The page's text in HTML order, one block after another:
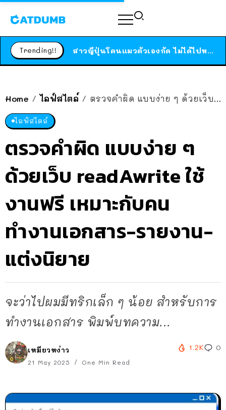
Trending!! ได้เวลาเด็กหนวดรวมตัว RF Online Next เปิดให้เล่นแล้ว เกม Sci-Fi MMORPG ระดับตำนาน เล่นได้ทั้งมือถือและ PC
Home / ไลฟ์สไตล์ / ตรวจคำผิด แบบง่าย ๆ ด้วยเว็บ readAwrite ใช้งานฟรี เหมาะกับคนทำงานเอกสาร-รายงาน-แต่งนิยาย
ไลฟ์สไตล์
ตรวจคำผิด แบบง่าย ๆ
ด้วยเว็บ readAwrite ใช้
งานฟรี เหมาะกับคน
ทำงานเอกสาร-รายงาน-
แต่งนิยาย
จะว่าไปผมมีทริกเล็ก ๆ น้อย สำหรับการ
ทำงานเอกสาร พิมพ์บทความ...
เหมียวหง่าว
21 May 2025 One Min Read
1.2K 0